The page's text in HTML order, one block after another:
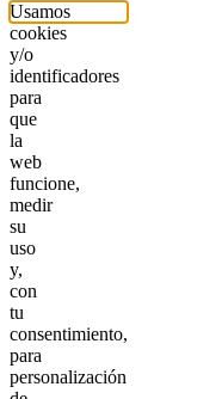
Usamos
cookies
y/o
identificadores
para
que
la
web
funcione,
medir
su
uso
y,
con
tu
consentimiento,
para
personalización